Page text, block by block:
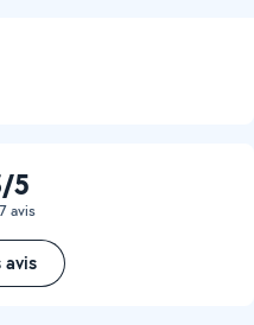
5
avis
avis